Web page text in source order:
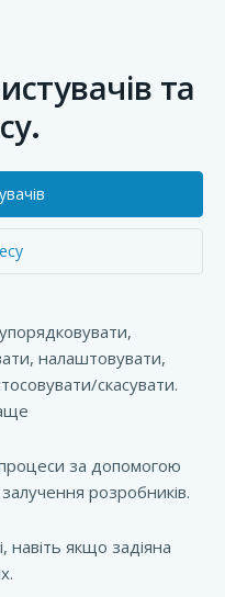
та
налаштовувати,
скасувати.
за допомогою
розробників.
навіть якщо задіяна